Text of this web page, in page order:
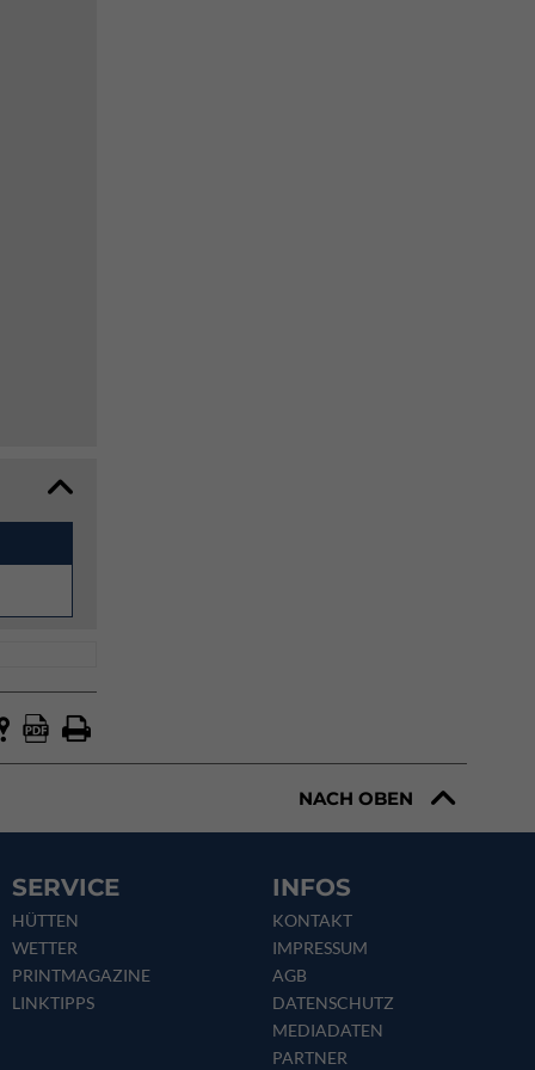
NACH OBEN
SERVICE
HÜTTEN
WETTER
PRINTMAGAZINE
LINKTIPPS
INFOS
KONTAKT
IMPRESSUM
AGB
DATENSCHUTZ
MEDIADATEN
PARTNER